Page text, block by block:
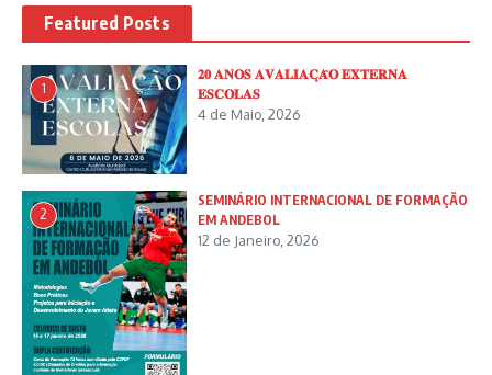
Featured Posts
1
𝟐𝟎 𝐀𝐍𝐎𝐒 𝐀𝐕𝐀𝐋𝐈𝐀𝐂̧𝐀̃𝐎 𝐄𝐗𝐓𝐄𝐑𝐍𝐀
𝐄𝐒𝐂𝐎𝐋𝐀𝐒
4 de Maio, 2026
2
SEMINÁRIO INTERNACIONAL DE FORMAÇÃO
EM ANDEBOL
12 de Janeiro, 2026